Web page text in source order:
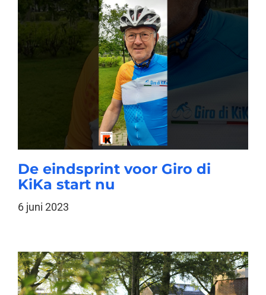
De eindsprint voor Giro di
KiKa start nu
6 juni 2023